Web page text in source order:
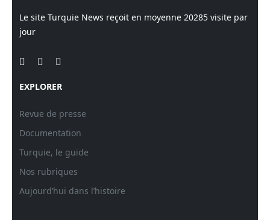
Le site Turquie News reçoit en moyenne 20285 visite par
jour
EXPLORER
Revue de presse
Documentation
Turquie, le guide
Nos rubriques
Aujourd’hui dans l’histoire